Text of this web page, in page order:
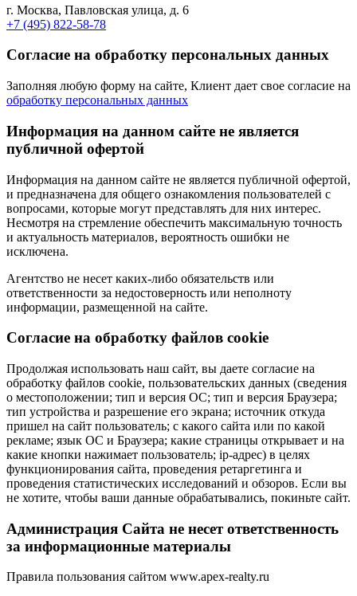
г. Москва, Павловская улица, д. 6
+7 (495) 822-58-78
Согласие на обработку персональных данных
Заполняя любую форму на сайте, Клиент дает свое согласие на
обработку персональных данных
Информация на данном сайте не является
публичной офертой
Информация на данном сайте не является публичной офертой,
и предназначена для общего ознакомления пользователей с
вопросами, которые могут представлять для них интерес.
Несмотря на стремление обеспечить максимальную точность
и актуальность материалов, вероятность ошибки не
исключена.
Агентство не несет каких-либо обязательств или
ответственности за недостоверность или неполноту
информации, размещенной на сайте.
Cогласие на обработку файлов cookie
Продолжая использовать наш сайт, вы даете согласие на
обработку файлов cookie, пользовательских данных (сведения
о местоположении; тип и версия ОС; тип и версия Браузера;
тип устройства и разрешение его экрана; источник откуда
пришел на сайт пользователь; с какого сайта или по какой
рекламе; язык ОС и Браузера; какие страницы открывает и на
какие кнопки нажимает пользователь; ip-адрес) в целях
функционирования сайта, проведения ретаргетинга и
проведения статистических исследований и обзоров. Если вы
не хотите, чтобы ваши данные обрабатывались, покиньте сайт.
Администрация Сайта не несет ответственность
за информационные материалы
Правила пользования сайтом www.apex-realty.ru